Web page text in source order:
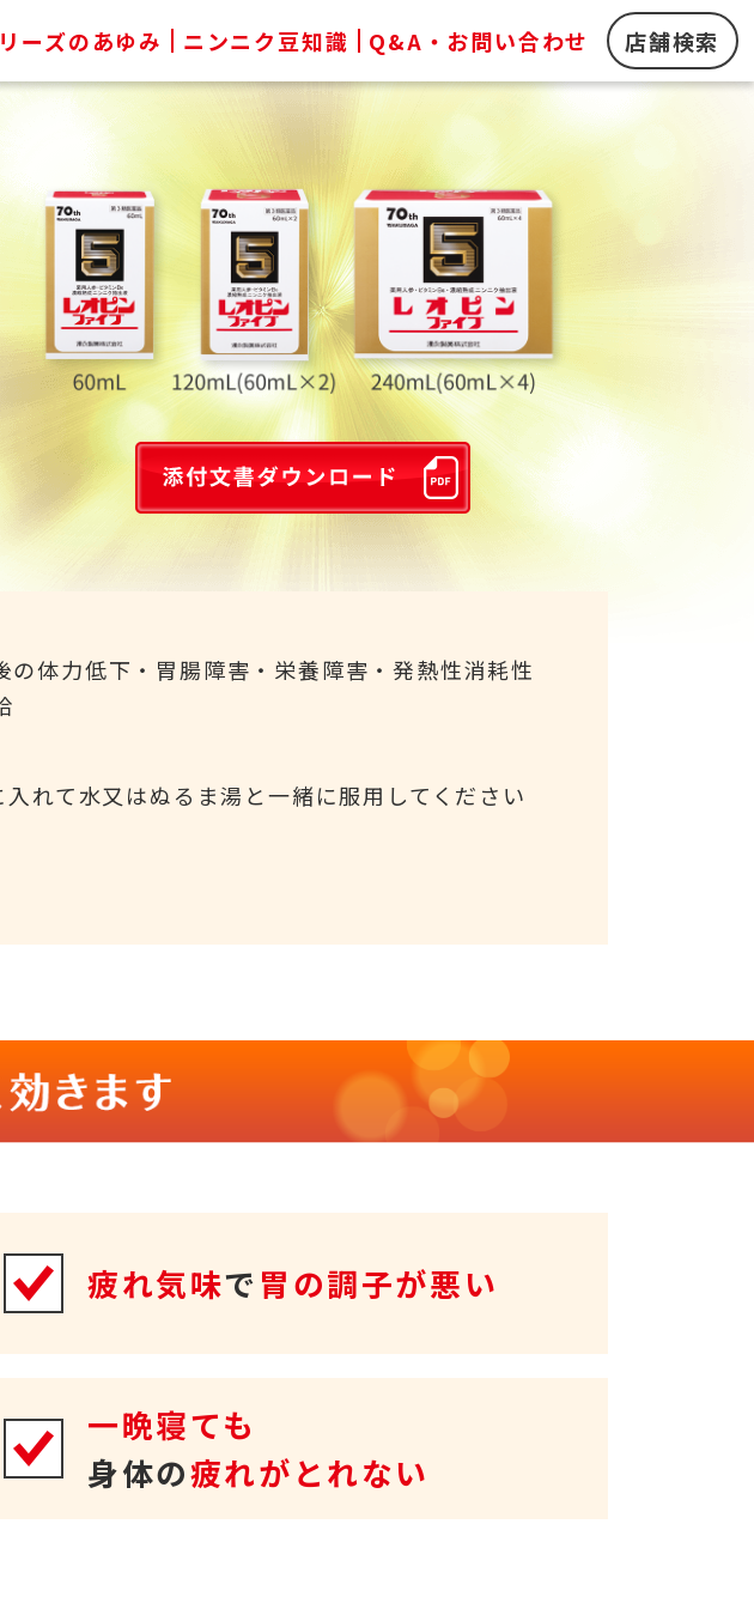
ーズのあゆみ ニンニク豆知識 Q&A・お問い合わせ 店舗検索
体力低下・胃腸障害・栄養障害・発熱性消耗性
れて水又はぬるま湯と一緒に服用してください
疲れ気味で胃の調子が悪い
一晩寝ても
身体の疲れがとれない